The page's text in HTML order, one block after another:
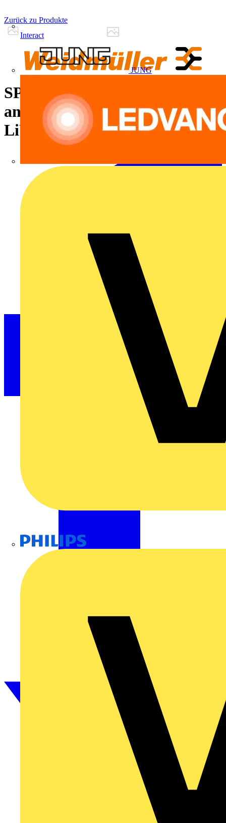
Interact
JUNG
Zurück zu Produkte
SPS-Verbindungskabel,
analoge Signale, 40 Pole, Kabel
LiYCY, 5 m